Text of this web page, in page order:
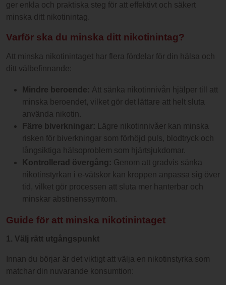
ger enkla och praktiska steg för att effektivt och säkert
minska ditt nikotinintag.
Varför ska du minska ditt nikotinintag?
Att minska nikotinintaget har flera fördelar för din hälsa och
ditt välbefinnande:
Mindre beroende: Att sänka nikotinnivån hjälper till att
minska beroendet, vilket gör det lättare att helt sluta
använda nikotin.
Färre biverkningar:
Lägre nikotinnivåer kan minska
risken för biverkningar som förhöjd puls, blodtryck och
långsiktiga hälsoproblem som hjärtsjukdomar.
Kontrollerad övergång: Genom att gradvis sänka
nikotinstyrkan i e-vätskor kan kroppen anpassa sig över
tid, vilket gör processen att sluta mer hanterbar och
minskar abstinenssymtom.
Guide för att minska nikotinintaget
1. Välj rätt utgångspunkt
Innan du börjar är det viktigt att välja en nikotinstyrka som
matchar din nuvarande konsumtion: